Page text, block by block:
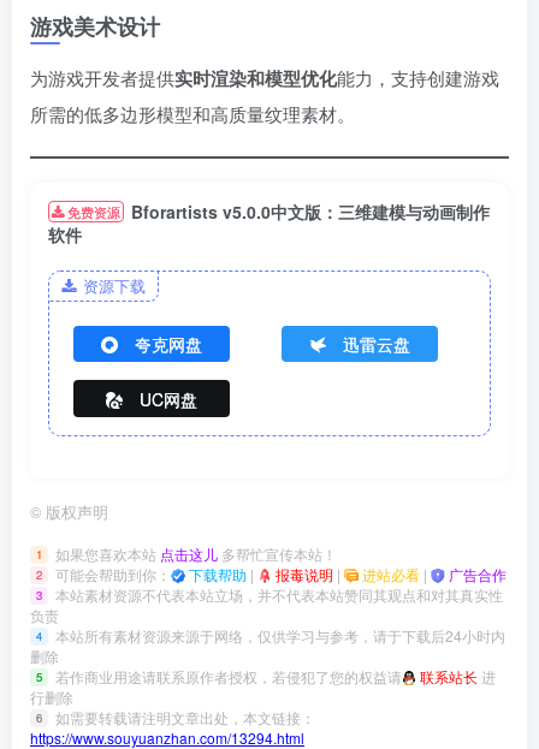
游戏美术设计
为游戏开发者提供实时渲染和模型优化能力，支持创建游戏
所需的低多边形模型和高质量纹理素材。
免费资源
Bforartists v5.0.0中文版：三维建模与动画制作
软件
资源下载
夸克网盘 迅雷云盘
UC网盘
© 版权声明
1 如果您喜欢本站 点击这儿 多帮忙宣传本站！
2 可能会帮助到你： 下载帮助 | 报毒说明 | 进站必看 | 广告合作
3
本站素材资源不代表本站立场，并不代表本站赞同其观点和对其真实性
负责
4
本站所有素材资源来源于网络，仅供学习与参考，请于下载后24小时内
删除
5 若作商业用途请联系原作者授权，若侵犯了您的权益请 联系站长 进
行删除
6
如需要转载请注明文章出处，本文链接：
https://www.souyuanzhan.com/13294.html